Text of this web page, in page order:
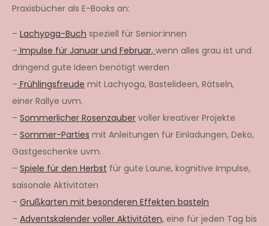
Praxisbücher als E-Books an:
– Lachyoga-Buch speziell für Senior:innen
– Impulse für Januar und Februar, wenn alles grau ist und
dringend gute Ideen benötigt werden
– Frühlingsfreude mit Lachyoga, Bastelideen, Rätseln,
einer Rallye uvm.
– Sommerlicher Rosenzauber voller kreativer Projekte
– Sommer-Parties mit Anleitungen für Einladungen, Deko,
Gastgeschenke uvm.
– Spiele für den Herbst für gute Laune, kognitive Impulse,
saisonale Aktivitäten
– Grußkarten mit besonderen Effekten basteln
– Adventskalender voller Aktivitäten, eine für jeden Tag bis